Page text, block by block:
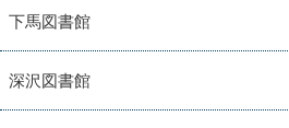
下馬図書館
深沢図書館